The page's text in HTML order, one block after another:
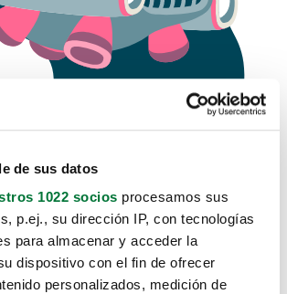
de sus datos
1022 socios procesamos sus
p.ej., su dirección IP, con tecnologías
para almacenar y acceder la
dispositivo con el fin de ofrecer
personalizados, medición de
no sabemos como te
hasta aquí.